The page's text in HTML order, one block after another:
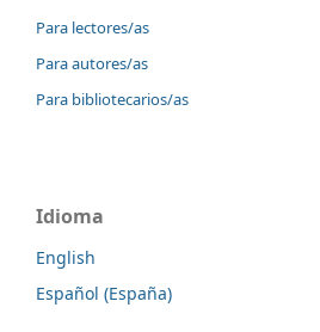
Para lectores/as
Para autores/as
Para bibliotecarios/as
Idioma
English
Español (España)